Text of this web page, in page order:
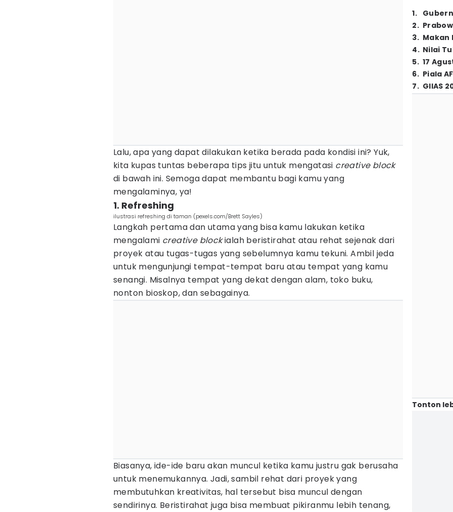
Lalu, apa yang dapat dilakukan ketika berada pada kondisi ini? Yuk,
kita kupas tuntas beberapa tips jitu untuk mengatasi creative block
di bawah ini. Semoga dapat membantu bagi kamu yang
mengalaminya, ya!
1. Refreshing
ilustrasi refreshing di taman (pexels.com/Brett Sayles)
Langkah pertama dan utama yang bisa kamu lakukan ketika
mengalami creative blockialah beristirahat atau rehat sejenak dari
proyek atau tugas-tugas yang sebelumnya kamu tekuni. Ambil jeda
untuk mengunjungi tempat-tempat baru atau tempat yang kamu
senangi. Misalnya tempat yang dekat dengan alam, toko buku,
nonton bioskop, dan sebagainya.
Biasanya, ide-ide baru akan muncul ketika kamu justru gak berusaha
untuk menemukannya. Jadi, sambil rehat dari proyek yang
membutuhkan kreativitas, hal tersebut bisa muncul dengan
sendirinya. Beristirahat juga bisa membuat pikiranmu lebih tenang,
1.
2.
3. Makan
4. Nilai
5. 17
6. Piala
7. GIIAS
Tonton